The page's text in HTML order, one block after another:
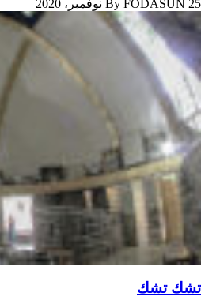
By FODASUN 25 نوفمبر، 2020
تشك تشك